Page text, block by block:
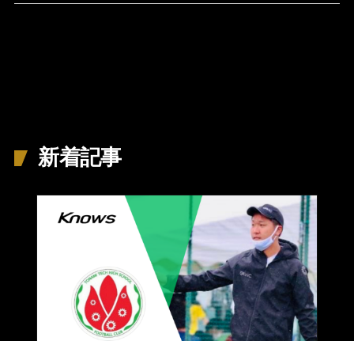
新着記事